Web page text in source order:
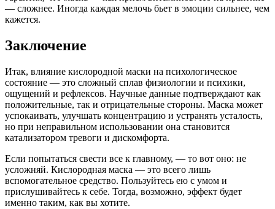
— сложнее. Иногда каждая мелочь бьет в эмоции сильнее, чем
кажется.
Заключение
Итак, влияние кислородной маски на психологическое
состояние — это сложный сплав физиологии и психики,
ощущений и рефлексов. Научные данные подтверждают как
положительные, так и отрицательные стороны. Маска может
успокаивать, улучшать концентрацию и устранять усталость,
но при неправильном использовании она становится
катализатором тревоги и дискомфорта.
Если попытаться свести все к главному, — то вот оно: не
усложняй. Кислородная маска — это всего лишь
вспомогательное средство. Пользуйтесь ею с умом и
прислушивайтесь к себе. Тогда, возможно, эффект будет
именно таким, как вы хотите.